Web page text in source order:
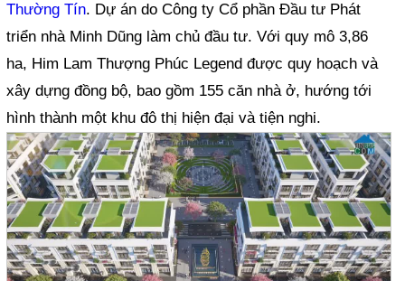
Thường Tín. Dự án do Công ty Cổ phần Đầu tư Phát
triển nhà Minh Dũng làm chủ đầu tư. Với quy mô 3,86
ha, Him Lam Thượng Phúc Legend được quy hoạch và
xây dựng đồng bộ, bao gồm 155 căn nhà ở, hướng tới
hình thành một khu đô thị hiện đại và tiện nghi.